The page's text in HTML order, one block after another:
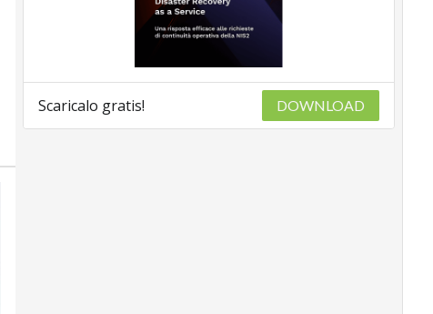
Scaricalo gratis! DOWNLOAD